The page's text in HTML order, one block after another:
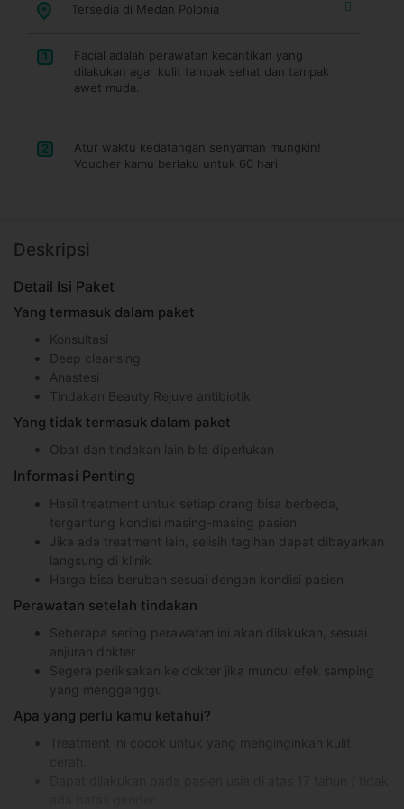
Tersedia di Medan Polonia
1
Facial adalah perawatan kecantikan yang
dilakukan agar kulit tampak sehat dan tampak
awet muda.
2
Atur waktu kedatangan senyaman mungkin!
Voucher kamu berlaku untuk 60 hari
Deskripsi
Detail Isi Paket
Yang termasuk dalam paket
Konsultasi
Deep cleansing
Anastesi
Tindakan Beauty Rejuve antibiotik
Yang tidak termasuk dalam paket
Obat dan tindakan lain bila diperlukan
Informasi Penting
Hasil treatment untuk setiap orang bisa berbeda,
tergantung kondisi masing-masing pasien
Jika ada treatment lain, selisih tagihan dapat dibayarkan
langsung di klinik
Harga bisa berubah sesuai dengan kondisi pasien
Perawatan setelah tindakan
Seberapa sering perawatan ini akan dilakukan, sesuai
anjuran dokter
Segera periksakan ke dokter jika muncul efek samping
yang mengganggu
Apa yang perlu kamu ketahui?
Treatment ini cocok untuk yang menginginkan kulit